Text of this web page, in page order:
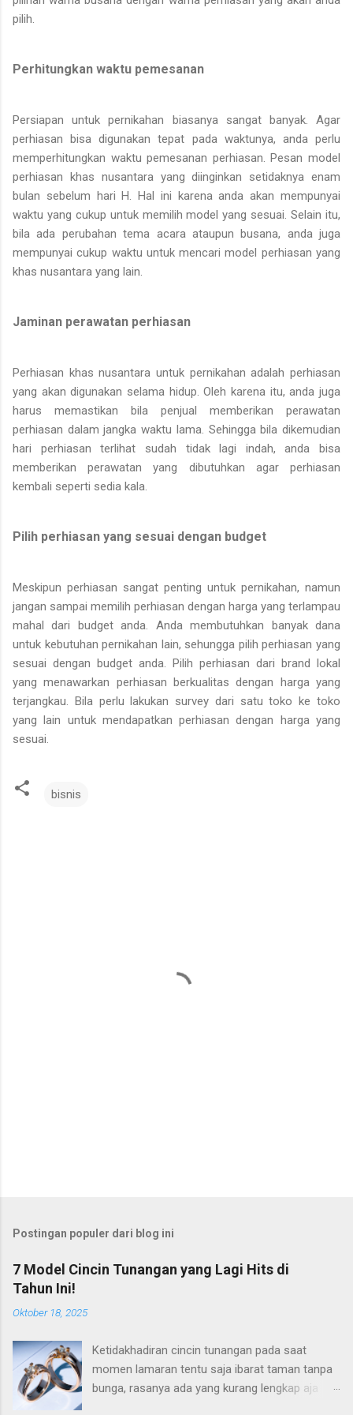
pilih.
Perhitungkan waktu pemesanan
Persiapan untuk pernikahan biasanya sangat banyak. Agar
perhiasan bisa digunakan tepat pada waktunya, anda perlu
memperhitungkan waktu pemesanan perhiasan. Pesan model
perhiasan khas nusantara yang diinginkan setidaknya enam
bulan sebelum hari H. Hal ini karena anda akan mempunyai
waktu yang cukup untuk memilih model yang sesuai. Selain itu,
bila ada perubahan tema acara ataupun busana, anda juga
mempunyai cukup waktu untuk mencari model perhiasan yang
khas nusantara yang lain.
Jaminan perawatan perhiasan
Perhiasan khas nusantara untuk pernikahan adalah perhiasan
yang akan digunakan selama hidup. Oleh karena itu, anda juga
harus memastikan bila penjual memberikan perawatan
perhiasan dalam jangka waktu lama. Sehingga bila dikemudian
hari perhiasan terlihat sudah tidak lagi indah, anda bisa
memberikan perawatan yang dibutuhkan agar perhiasan
kembali seperti sedia kala.
Pilih perhiasan yang sesuai dengan budget
Meskipun perhiasan sangat penting untuk pernikahan, namun
jangan sampai memilih perhiasan dengan harga yang terlampau
mahal dari budget anda. Anda membutuhkan banyak dana
untuk kebutuhan pernikahan lain, sehungga pilih perhiasan yang
sesuai dengan budget anda. Pilih perhiasan dari brand lokal
yang menawarkan perhiasan berkualitas dengan harga yang
terjangkau. Bila perlu lakukan survey dari satu toko ke toko
yang lain untuk mendapatkan perhiasan dengan harga yang
sesuai.
bisnis
Postingan populer dari blog ini
7 Model Cincin Tunangan yang Lagi Hits di
Tahun Ini!
Oktober 18, 2025
Ketidakhadiran cincin tunangan pada saat
momen lamaran tentu saja ibarat taman tanpa
bunga, rasanya ada yang kurang lengkap aja